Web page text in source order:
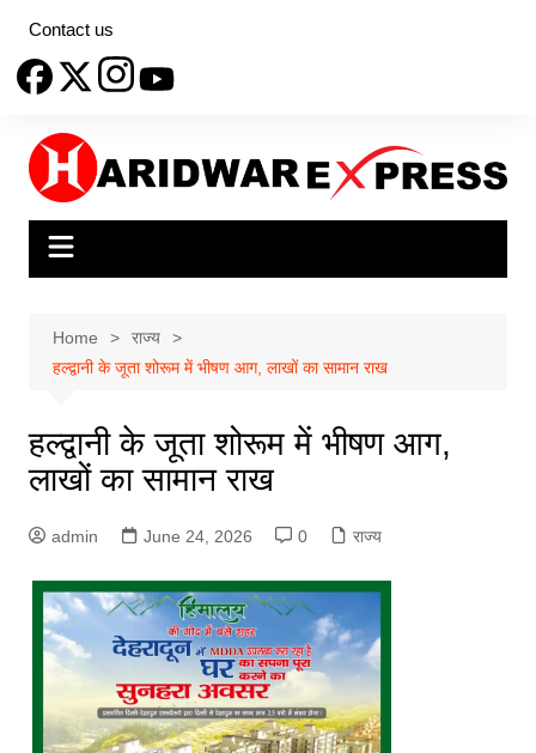
content
Contact us
Home
राज्य
हल्द्वानी के जूता शोरूम में भीषण आग, लाखों का सामान राख
हल्द्वानी के जूता शोरूम में भीषण आग,
लाखों का सामान राख
admin June 24, 2026 0 राज्य